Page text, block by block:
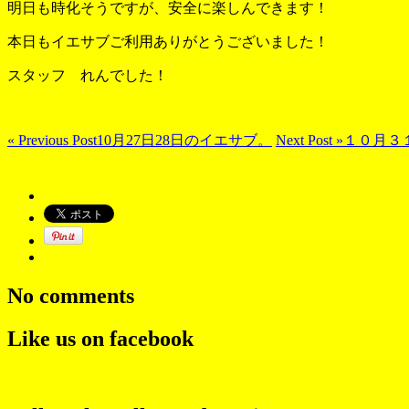
明日も時化そうですが、安全に楽しんできます！
本日もイエサブご利用ありがとうございました！
スタッフ れんでした！
« Previous Post10月27日28日のイエサブ。 Next Post » １０月
No comments
Like us on facebook